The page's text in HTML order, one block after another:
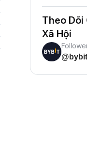
Theo Dõi
Xã Hội